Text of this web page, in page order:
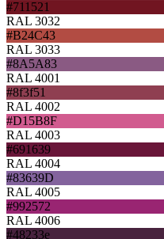
#711521
RAL 3032
#B24C43
RAL 3033
#8A5A83
RAL 4001
#8f3f51
RAL 4002
#D15B8F
RAL 4003
#691639
RAL 4004
#83639D
RAL 4005
#992572
RAL 4006
#48233e